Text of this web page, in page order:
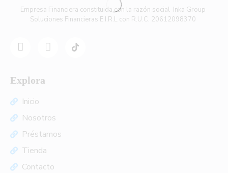
Empresa Financiera constituida con la razón social Inka Group
Soluciones Financieras E.I.R.L con R.U.C. 20612098370
Explora
Inicio
Nosotros
Préstamos
Tienda
Contacto